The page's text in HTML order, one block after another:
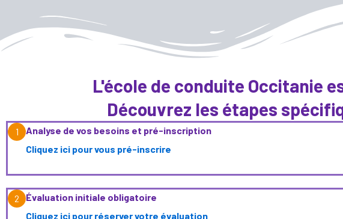
L'école de conduite Occitanie
Découvrez les étapes
1
Analyse de vos besoins et pré-inscription
Cliquez ici pour vous pré-inscrire
2
Évaluation initiale obligatoire
Cliquez ici pour réserver votre évaluation